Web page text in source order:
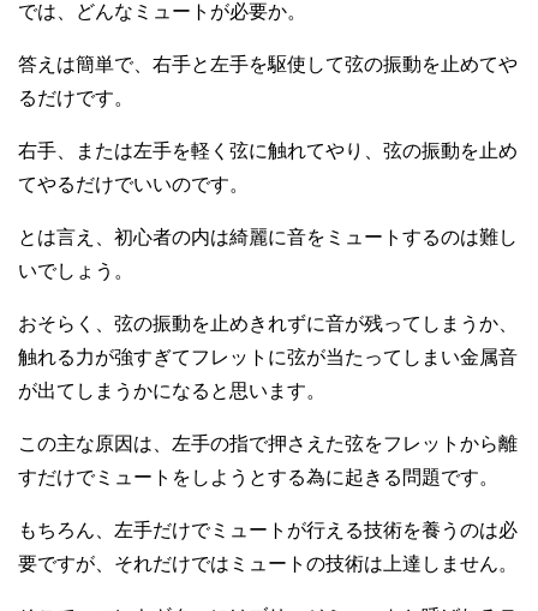
では、どんなミュートが必要か。
答えは簡単で、右手と左手を駆使して弦の振動を止めてや
るだけです。
右手、または左手を軽く弦に触れてやり、弦の振動を止め
てやるだけでいいのです。
とは言え、初心者の内は綺麗に音をミュートするのは難し
いでしょう。
おそらく、弦の振動を止めきれずに音が残ってしまうか、
触れる力が強すぎてフレットに弦が当たってしまい金属音
が出てしまうかになると思います。
この主な原因は、左手の指で押さえた弦をフレットから離
すだけでミュートをしようとする為に起きる問題です。
もちろん、左手だけでミュートが行える技術を養うのは必
要ですが、それだけではミュートの技術は上達しません。